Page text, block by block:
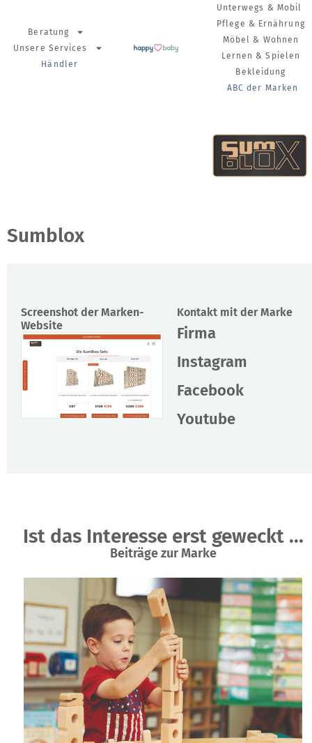
Beratung
Unsere Services
Händler
Unterwegs & Mobil
Pflege & Ernährung
Möbel & Wohnen
Lernen & Spielen
Bekleidung
ABC der Marken
Sumblox
Screenshot der Marken-
Website
Kontakt mit der Marke
Firma
Instagram
Facebook
Youtube
Ist das Interesse erst geweckt ...
Beiträge zur Marke